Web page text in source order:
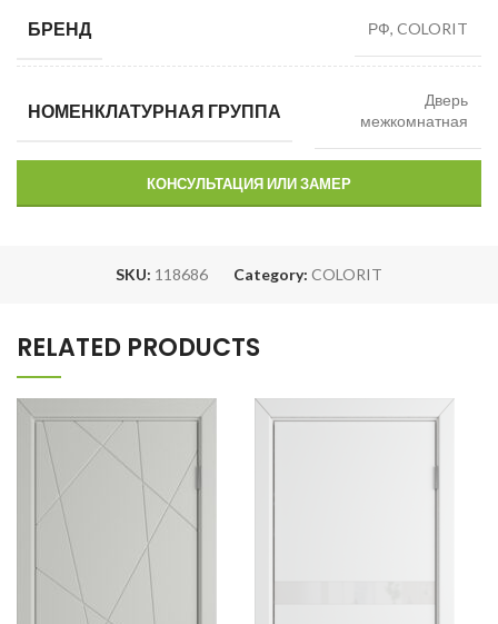
БРЕНД РФ, COLORIT
НОМЕНКЛАТУРНАЯ ГРУППА
Дверь
межкомнатная
КОНСУЛЬТАЦИЯ ИЛИ ЗАМЕР
SKU: 118686 Category: COLORIT
RELATED PRODUCTS